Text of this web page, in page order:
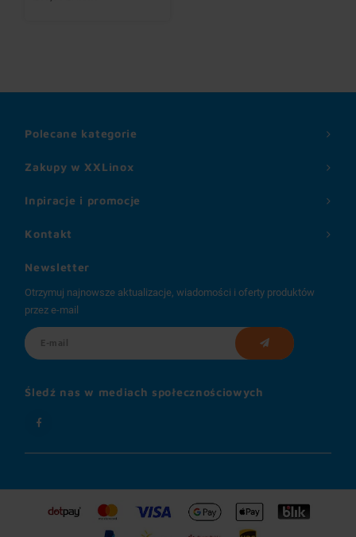
Zakupy w XXLinox
Inpiracje i promocje
Polecane kategorie
Kontakt
Newsletter
Otrzymuj najnowsze aktualizacje, wiadomości i oferty produktów
przez e-mail
Śledź nas w mediach społecznościowych